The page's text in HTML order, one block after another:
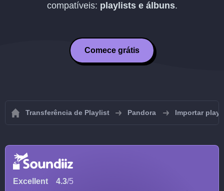
compatíveis: playlists e álbuns.
Comece grátis
Transferência de Playlist Pandora Importar
Excellent 4.3/5